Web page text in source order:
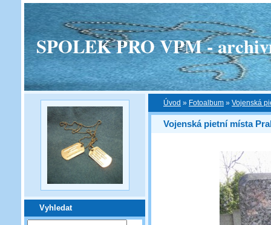
SPOLEK PRO VPM -
Vyhledat
Úvod » Fotoalbum » Vojenská
Vojenská pietní místa